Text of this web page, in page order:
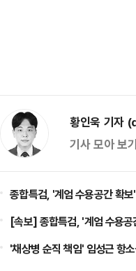
황인욱 기자
기사 모아 보
종합특검, '계엄 수용공간 확
[속보] 종합특검, '계엄 수용
'채상병 순직 책임' 임성근 항